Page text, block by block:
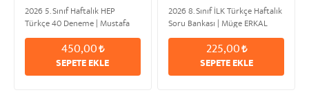
2026 5. Sınıf Haftalık HEP
Türkçe 40 Deneme | Mustafa
KAFA
450,00
SEPETE EKLE
2026 8. Sınıf İLK Türkçe Haftalık
Soru Bankası | Müge ERKAL
DELİKTAŞ & Nagihan
SARAÇOĞLU KAPSIZ
225,00
SEPETE EKLE